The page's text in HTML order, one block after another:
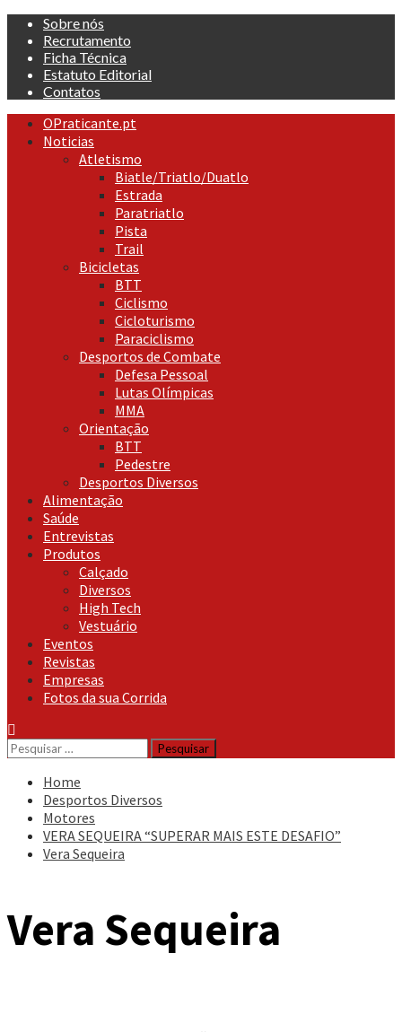
Skip
content
Sobre nós
Recrutamento
Ficha Técnica
Estatuto Editorial
Contatos
Primary
Menu
OPraticante.pt
Noticias
Atletismo
Biatle/Triatlo/Duatlo
Estrada
Paratriatlo
Pista
Trail
Bicicletas
BTT
Ciclismo
Cicloturismo
Paraciclismo
Desportos de Combate
Defesa Pessoal
Lutas Olímpicas
MMA
Orientação
BTT
Pedestre
Desportos Diversos
Alimentação
Saúde
Entrevistas
Produtos
Calçado
Diversos
High Tech
Vestuário
Eventos
Revistas
Empresas
Fotos da sua Corrida
Pesquisar
por:
Home
Desportos Diversos
Motores
VERA SEQUEIRA “SUPERAR MAIS ESTE DESAFIO”
Vera Sequeira
Vera Sequeira